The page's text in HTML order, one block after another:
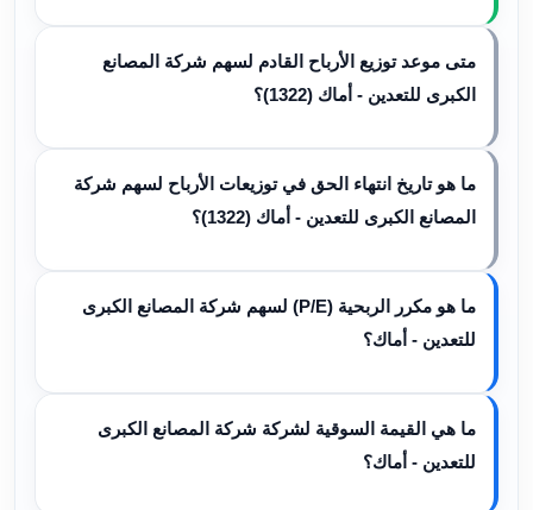
متى موعد توزيع الأرباح القادم لسهم شركة المصانع
الكبرى للتعدين - أماك (1322)؟
ما هو تاريخ انتهاء الحق في توزيعات الأرباح لسهم شركة
المصانع الكبرى للتعدين - أماك (1322)؟
ما هو مكرر الربحية (P/E) لسهم شركة المصانع الكبرى
للتعدين - أماك؟
ما هي القيمة السوقية لشركة شركة المصانع الكبرى
للتعدين - أماك؟